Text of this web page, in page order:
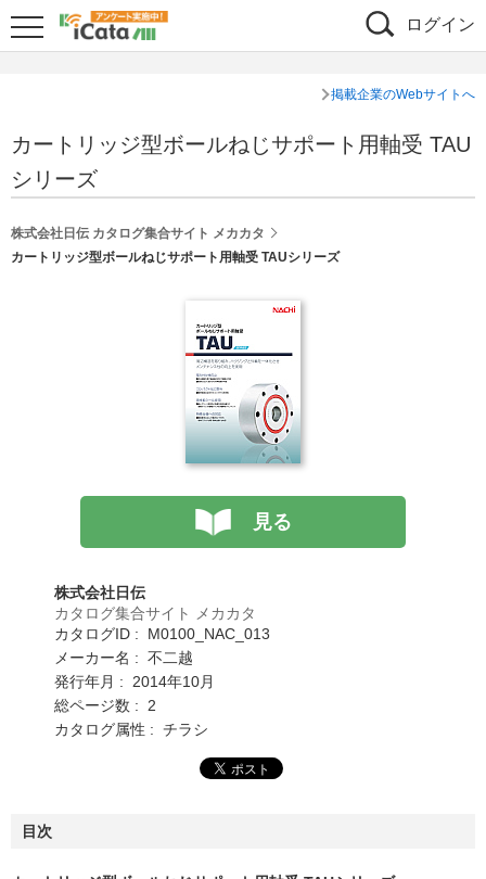
ログイン
掲載企業のWebサイトへ
カートリッジ型ボールねじサポート用軸受 TAU
シリーズ
株式会社日伝 カタログ集合サイト メカカタ
カートリッジ型ボールねじサポート用軸受 TAUシリーズ
見る
株式会社日伝
カタログ集合サイト メカカタ
カタログID : M0100_NAC_013
メーカー名 : 不二越
発行年月 : 2014年10月
総ページ数 : 2
カタログ属性 : チラシ
目次